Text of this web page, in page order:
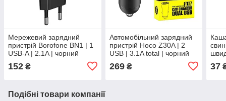
Мережевий зарядний
пристрій Borofone BN1 | 1
USB-A | 2.1A | чорний
152 ₴
Автомобільний зарядний
пристрій Hoco Z30A | 2
USB | 3.1A total | чорний
269₴ 37
Подібні товари компанії